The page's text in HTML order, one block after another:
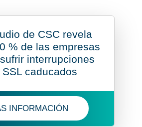
de CSC revela
% de las empresas
interrupciones
SSL caducados
INFORMACIÓN
MÁS INFORMACIÓN